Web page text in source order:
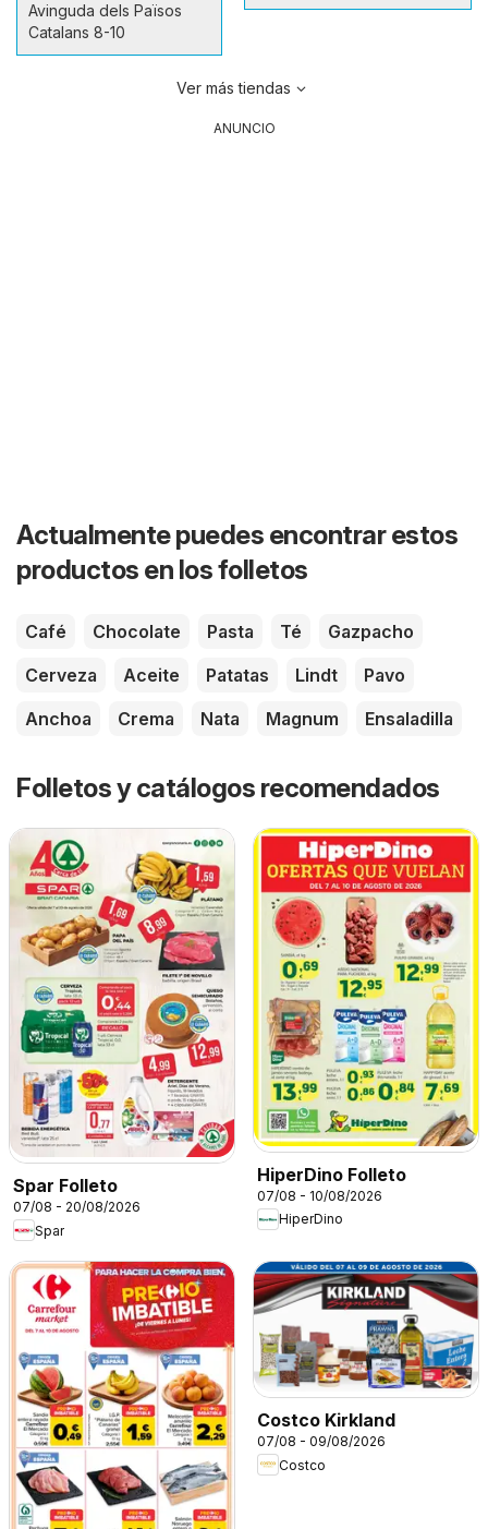
Avinguda dels Països
Catalans 8-10
Ver más tiendas
ANUNCIO
Actualmente puedes encontrar estos
productos en los folletos
Café Chocolate Pasta Té
Gazpacho
Cerveza
Aceite Patatas Lindt
Pavo
Anchoa
Crema Nata Magnum Ensaladilla
Folletos y catálogos recomendados
Spar Folleto
07/08 - 20/08/2026
Spar
HiperDino Folleto
07/08 - 10/08/2026
HiperDino
Costco Kirkland
07/08 - 09/08/2026
Costco